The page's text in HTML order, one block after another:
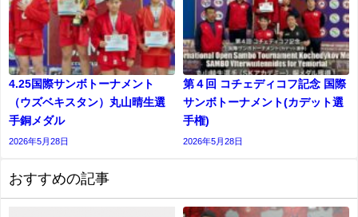
4.25国際サンボトーナメント
（ウズベキスタン）丸山晴生選
手銅メダル
2026年5月28日
第４回 コチェディコフ記念 国際
サンボトーナメント(カデット選
⼿権)
2026年5月28日
おすすめの記事